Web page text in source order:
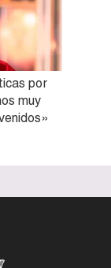
por
muy